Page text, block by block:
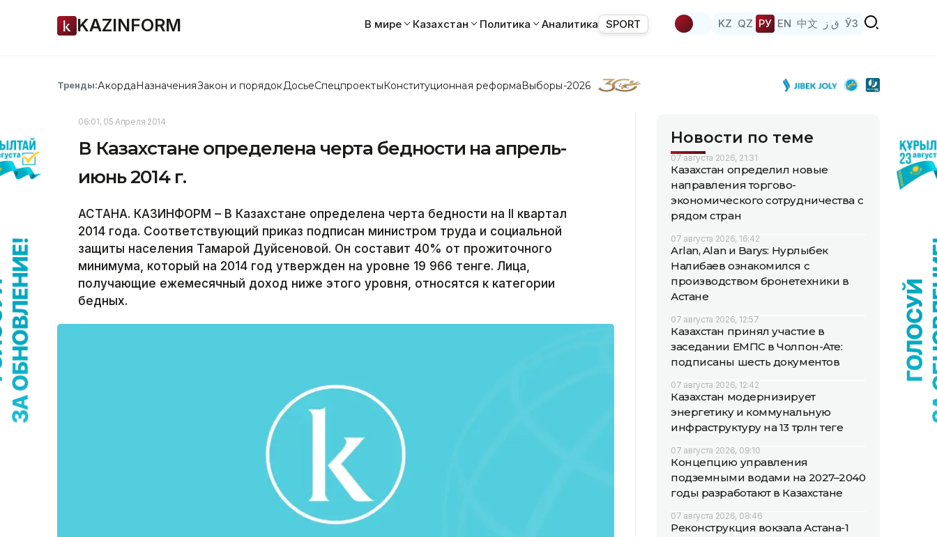
KAZINFORM В мире Казахстан Политика Аналитика SPORT KZ QZ РУ EN 中文 ق ز ЎЗ
Тренды:АкордаНазначенияЗакон и порядок ДосьеСпецпроектыКонституционная реформаВыборы-2026
06:01, 05 Апреля 2014
В Казахстане определена черта бедности на апрель-
июнь 2014 г.
АСТАНА. КАЗИНФОРМ – В Казахстане определена черта бедности на II квартал
2014 года. Соответствующий приказ подписан министром труда и социальной
защиты населения Тамарой Дуйсеновой. Он составит 40% от прожиточного
минимума, который на 2014 год утвержден на уровне 19 966 тенге. Лица,
получающие ежемесячный доход ниже этого уровня, относятся к категории
бедных.
Новости по теме
07 августа 2026, 21:31
Казахстан определил новые
направления торгово-
экономического сотрудничества с
рядом стран
07 августа 2026, 16:42
Arlan, Alan и Barys: Нурлыбек
Налибаев ознакомился с
производством бронетехники в
Астане
07 августа 2026, 12:57
Казахстан принял участие в
заседании ЕМПС в Чолпон-Ате:
подписаны шесть документов
07 августа 2026, 12:42
Казахстан модернизирует
энергетику и коммунальную
инфраструктуру на 13 трлн теңге
07 августа 2026, 09:10
Концепцию управления
подземными водами на 2027–2040
годы разработают в Казахстане
07 августа 2026, 08:46
Реконструкция вокзала Астана-1